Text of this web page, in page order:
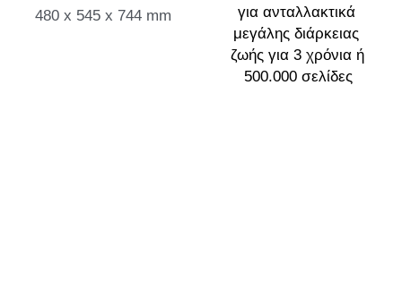
480 x 545 x 744 mm
για ανταλλακτικά
μεγάλης διάρκειας
ζωής για 3 χρόνια ή
500.000 σελίδες